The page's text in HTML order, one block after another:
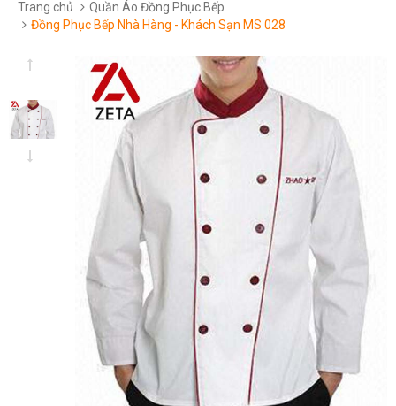
Trang chủ
Quần Áo Đồng Phục Bếp
Đồng Phục Bếp Nhà Hàng - Khách Sạn MS 028